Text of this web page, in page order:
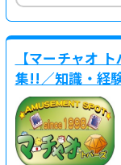
【マーチャオ
集!!／知識・経